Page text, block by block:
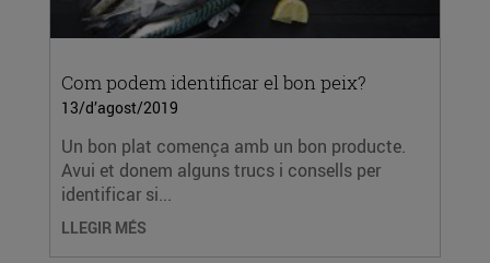
Com podem identificar el bon peix?
13/d’agost/2019
Un bon plat comença amb un bon producte.
Avui et donem alguns trucs i consells per
identificar si...
LLEGIR MÉS